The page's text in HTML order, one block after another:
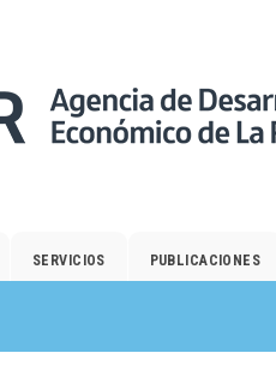
SERVICIOS PUBLICACIONES